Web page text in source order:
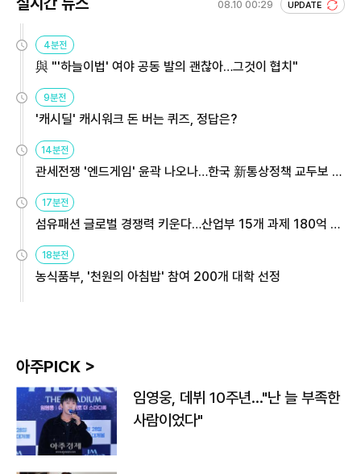
08.10 00:29 UPDATE
4분전
與 "'하늘이법' 여야 공동 발의 괜찮아…그것이 협치"
9분전
'캐시딜' 캐시워크 돈 버는 퀴즈, 정답은?
14분전
관세전쟁 '엔드게임' 윤곽 나오나…한국 新통상정책 교두보 활
용해야
17분전
섬유패션 글로벌 경쟁력 키운다…산업부 15개 과제 180억 지
원
18분전
농식품부, '천원의 아침밥' 참여 200개 대학 선정
아주PICK >
임영웅, 데뷔 10주년…"난 늘 부족한
사람이었다"